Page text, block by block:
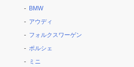
BMW
アウディ
フォルクスワーゲン
ポルシェ
ミニ